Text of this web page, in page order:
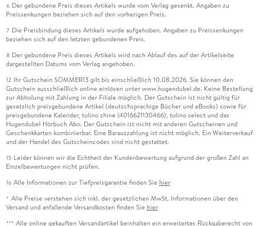
6 Der gebundene Preis dieses Artikels wurde vom Verlag gesenkt. Angaben zu
Preissenkungen beziehen sich auf den vorherigen Preis.
7 Die Preisbindung dieses Artikels wurde aufgehoben. Angaben zu Preissenkungen
beziehen sich auf den letzten gebundenen Preis.
8 Der gebundene Preis dieses Artikels wird nach Ablauf des auf der Artikelseite
dargestellten Datums vom Verlag angehoben.
12 Ihr Gutschein SOMMER13 gilt bis einschließlich 10.08.2026. Sie können den
Gutschein ausschließlich online einlösen unter www.hugendubel.de. Keine Bestellung
zur Abholung mit Zahlung in der Filiale möglich. Der Gutschein ist nicht gültig für
gesetzlich preisgebundene Artikel (deutschsprachige Bücher und eBooks) sowie für
preisgebundene Kalender, tolino shine (4016621130466), tolino select und das
Hugendubel Hörbuch Abo. Der Gutschein ist nicht mit anderen Gutscheinen und
Geschenkkarten kombinierbar. Eine Barauszahlung ist nicht möglich. Ein Weiterverkauf
und der Handel des Gutscheincodes sind nicht gestattet.
15 Leider können wir die Echtheit der Kundenbewertung aufgrund der großen Zahl an
Einzelbewertungen nicht prüfen.
16 Alle Informationen zur Tiefpreisgarantie finden Sie hier
* Alle Preise verstehen sich inkl. der gesetzlichen MwSt. Informationen über den
Versand und anfallende Versandkosten finden Sie hier
*** Alle online gekauften Versandartikel beinhalten ein erweitertes Rückgaberecht von